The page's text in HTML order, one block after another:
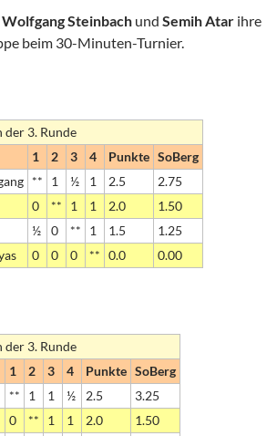
Wolfgang Steinbach und Semih Atar ihre
beim 30-Minuten-Turnier.
der 3. Runde
1 2 3 4 Punkte SoBerg
** 1 ½ 1 2.5
2.75
0 ** 1 1 2.0
1.50
½ 0 ** 1 1.5
1.25
0 0 0 ** 0.0 0.00
der 3. Runde
1 2 3 4 Punkte SoBerg
** 1 1 ½ 2.5
3.25
0 ** 1 1 2.0
1.50